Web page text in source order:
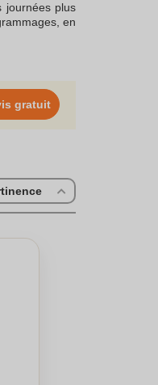
journées plus
en
techniques
plus
de nos prix
de polos
à temps.
gratuit